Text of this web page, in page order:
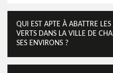
QUI EST APTE À ABATTRE LES
VERTS DANS LA VILLE DE
SES ENVIRONS ?